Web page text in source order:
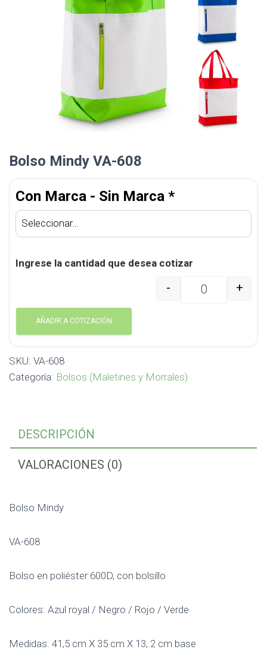
Bolso Mindy VA-608
Con Marca - Sin Marca *
Ingrese la cantidad que desea cotizar
Bolso Mindy VA-608
- +
AÑADIR A COTIZACIÓN
SKU: VA-608
Categoría: Bolsos (Maletines y Morrales)
DESCRIPCIÓN
VALORACIONES (0)
Bolso Mindy
VA-608
Bolso en poliéster 600D, con bolsillo
Colores: Azul royal / Negro / Rojo / Verde
Medidas: 41,5 cm X 35 cm X 13, 2 cm base